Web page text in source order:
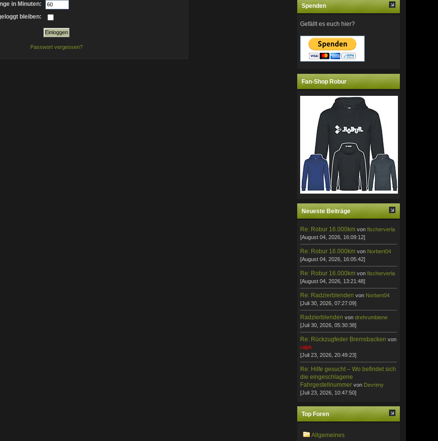
in Minuten:
bleiben:
Passwort vergessen?
Spenden
Gefällt es euch hier?
Fan-Shop Robur
Neueste Beiträge
Re: Robur 16.000km vonfischerverla
[August 04, 2026, 16:09:12]
Re: Robur 16.000km von Norbert04
[August 04, 2026, 16:05:42]
Re: Robur 16.000km vonfischerverla
[August 04, 2026, 13:21:48]
Re: Radzierblendenvon Norbert04
[Juli 30, 2026, 07:27:09]
Radzierblendenvondrehrumbiene
[Juli 30, 2026, 05:30:38]
Re: Rückzugfeder Bremsbacken von
ralph
[Juli 23, 2026, 20:49:23]
Re: Hilfe gesucht – Wo befindet sich
die eingeschlagene
Fahrgestellnummer von Devrimy
[Juli 23, 2026, 10:47:50]
Top Foren
Allgemeines